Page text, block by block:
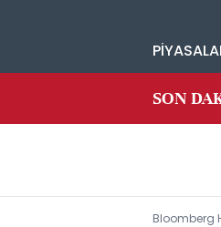
SON
Bloomberg